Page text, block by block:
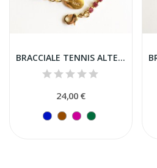
BRACCIALE TENNIS ALTERNATO CON CUORI
24,00 €